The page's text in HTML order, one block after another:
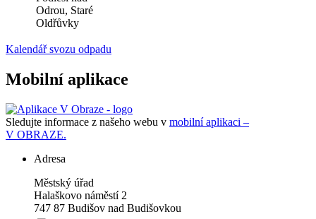
Odrou, Staré
Oldřůvky
Kalendář svozu odpadu
Mobilní aplikace
Sledujte informace z našeho webu v mobilní aplikaci –
V OBRAZE.
Adresa
Městský úřad
Halaškovo náměstí 2
747 87 Budišov nad Budišovkou